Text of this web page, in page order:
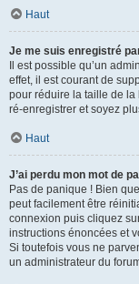
Haut
Je me suis enregistré
Il est possible qu’un
effet, il est courant de
pour réduire la taille de la
ré-enregistrer et soyez
Haut
J’ai perdu mon mot de
Pas de panique ! Bien
peut facilement être
connexion puis cliquez
instructions énoncées et
Si toutefois vous ne
un administrateur du